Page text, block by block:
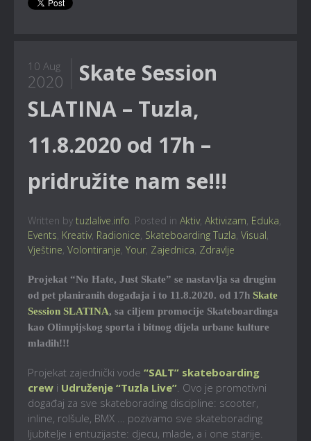
10 Aug
2020
Skate Session
SLATINA – Tuzla,
11.8.2020 od 17h –
pridružite nam se!!!
Written by tuzlalive.info . Posted in Aktiv, Aktivizam Eduka
Events Kreativ, Radionice Skateboarding Tuzla Visual
Vještine Volontiranje Your Zajednica Zdravlje
Projekat “No Hate, Just Skate” se nastavlja sa drugim
od pet planiranih događaja i to 11.8.2020. od 17h Skate
Session SLATINA, sa ciljem promocije Skateboardinga
kao Olimpijskog sporta i bitnog dijela urbane kulture
mladih!!!
Projekat zajednički vode “SALT” skateboarding
crew i Udruženje “Tuzla Live” . Ovo je promotivni
događaj za sve skateborading discipline: scooter,
inline, rolšule, BMX … pozivamo sve skateborading
ljubitelje i entuzijaste: djecu, mlade, a i one starije.